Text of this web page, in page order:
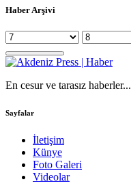
Haber Arşivi
En cesur ve tarasız haberler...
Sayfalar
İletişim
Künye
Foto Galeri
Videolar